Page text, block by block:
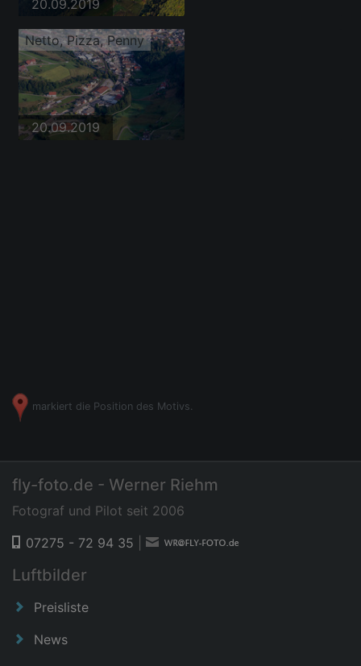
20.09.2019
Netto, Pizza, Penny
20.09.2019
markiert die Position des Motivs.
fly-foto.de - Werner Riehm
Fotograf und Pilot seit 2006
07275 - 72 94 35
Luftbilder
Preisliste
News